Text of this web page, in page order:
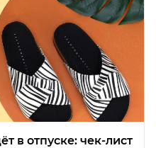
в отпуске: чек-лист